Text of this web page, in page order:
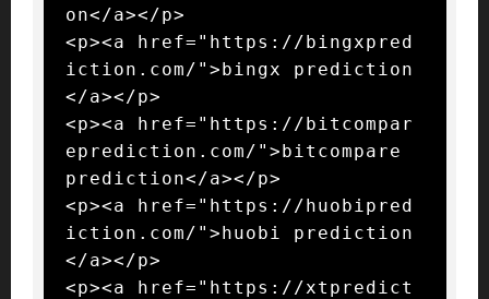
on</a></p>
<p><a href="https://bingxpred
iction.com/">bingx prediction
</a></p>
<p><a href="https://bitcompar
eprediction.com/">bitcompare
prediction</a></p>
<p><a href="https://huobipred
iction.com/">huobi prediction
</a></p>
<p><a href="https://xtpredict